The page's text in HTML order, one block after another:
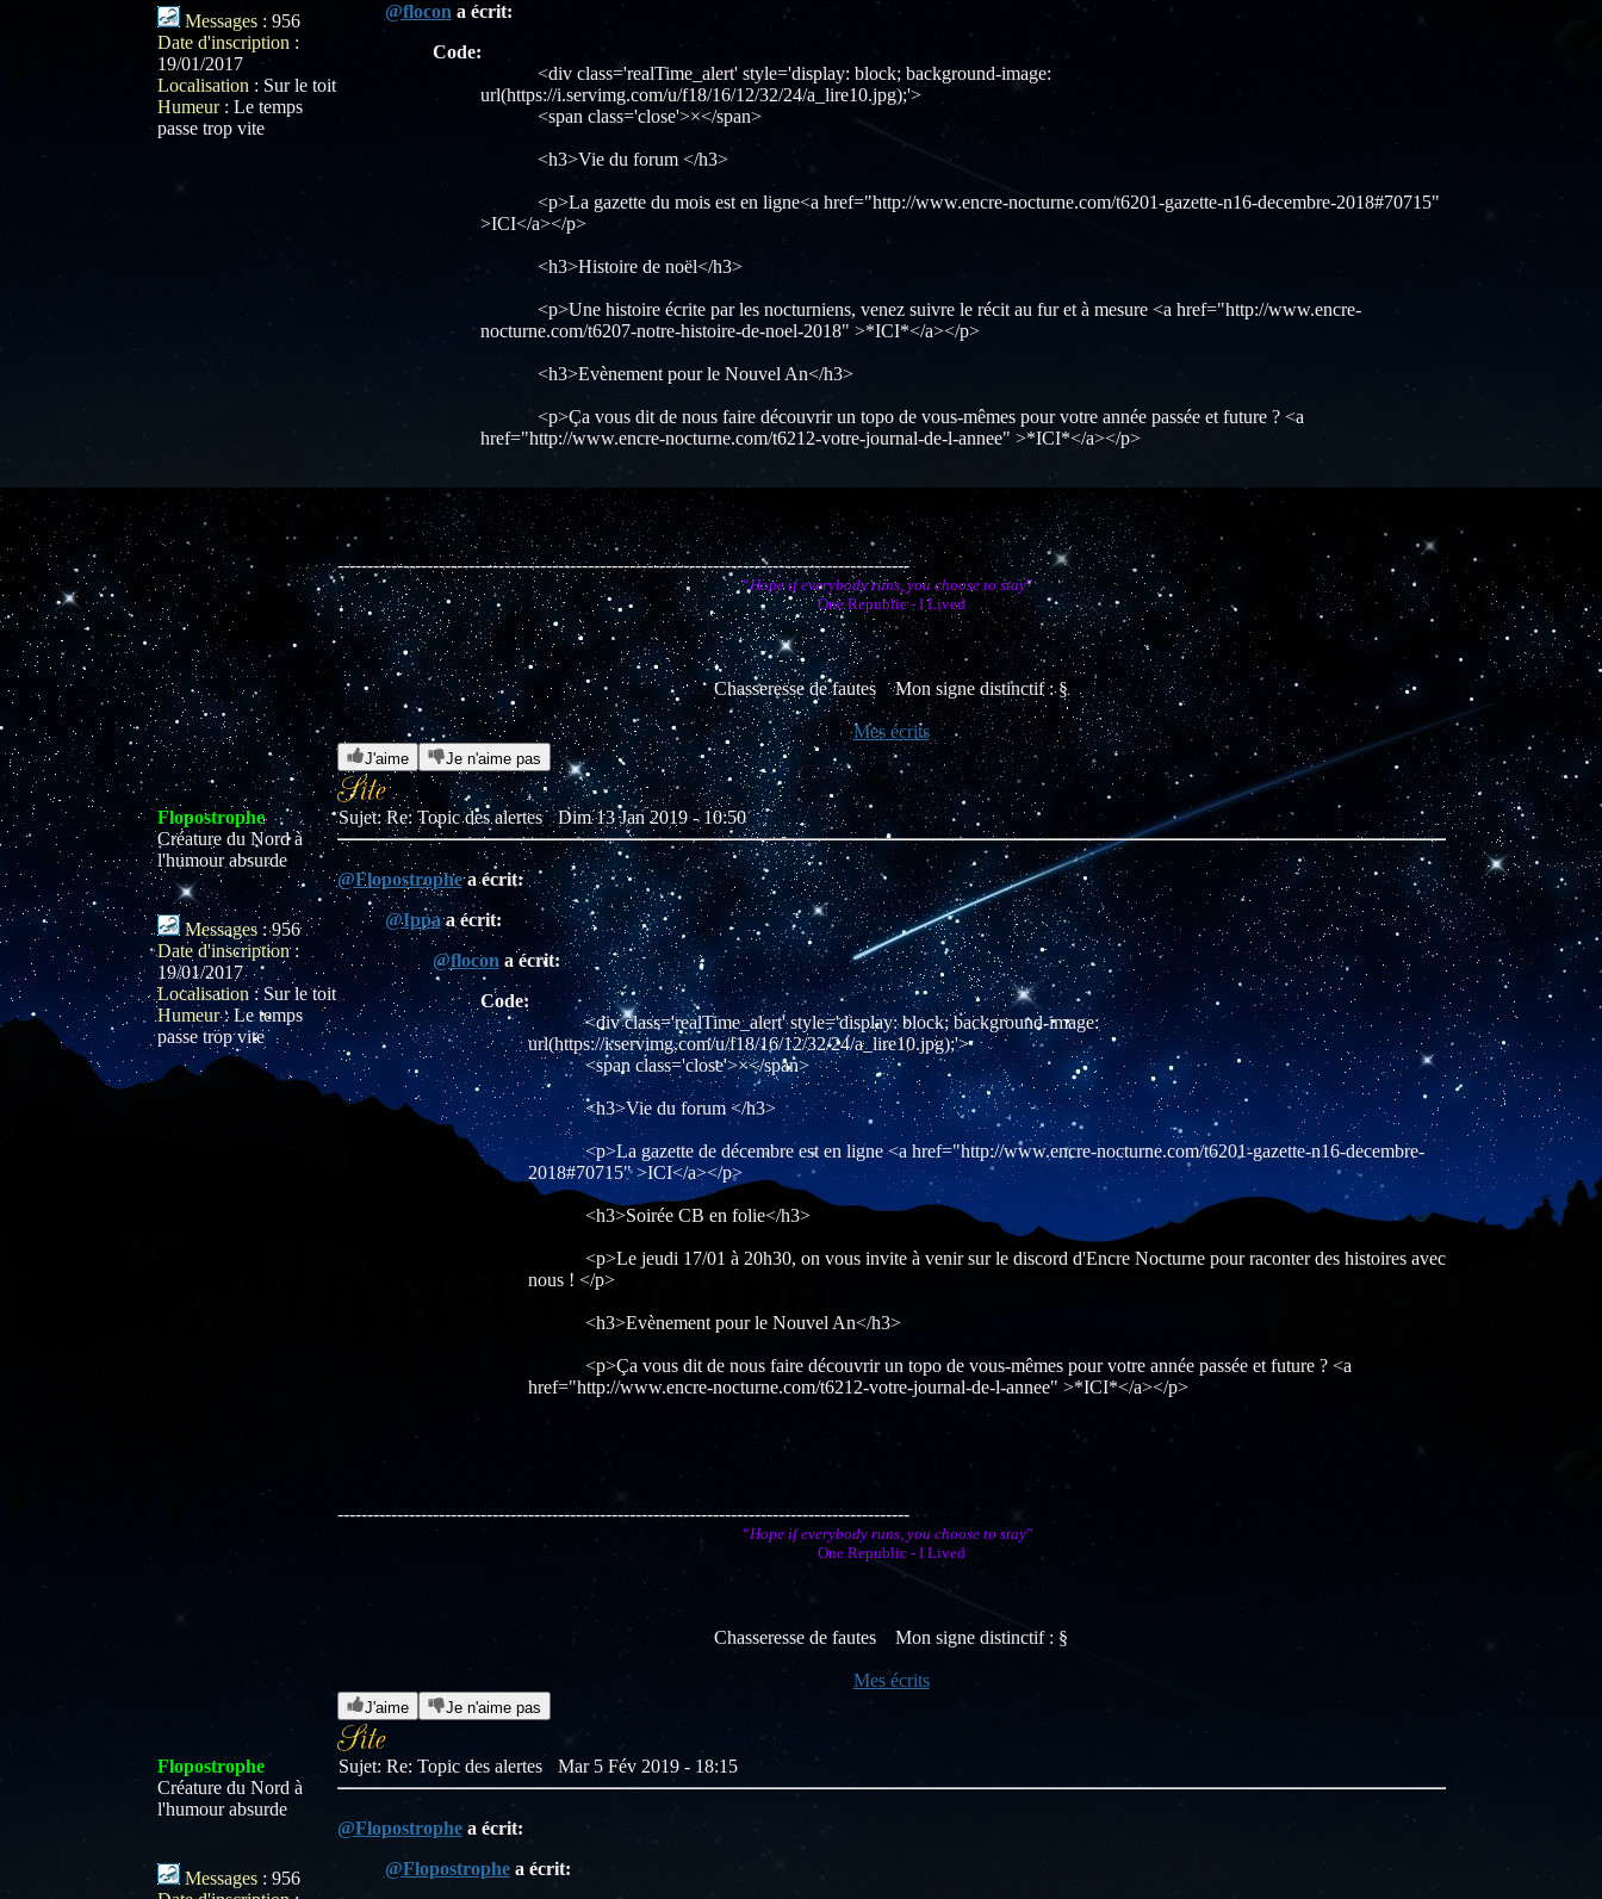
Messages: 956
Date d'inscription :
19/01/2017
Localisation : Sur le toit
Humeur: Le temps
passe trop vite
@flocon a écrit:
Code:
<div class='realTime_alert' style='display: block; background-image:
url(https://i.servimg.com/u/f18/16/12/32/24/a_lire10.jpg);'>
<span class='close'>×</span>
<h3>Vie du forum </h3>
<p>La gazette du mois est en ligne<a href="http://www.encre-nocturne.com/t6201-gazette-n16-decembre-2018#70715"
>ICI</a></p>
<h3>Histoire de noël</h3>
<p>Une histoire écrite par les nocturniens, venez suivre le récit au fur et à mesure <a href="http://www.encre-
nocturne.com/t6207-notre-histoire-de-noel-2018" >*ICI*</a></p>
<h3>Evènement pour le Nouvel An</h3>
<p>Ça vous dit de nous faire découvrir un topo de vous-mêmes pour votre année passée et future ? <a
href="http://www.encre-nocturne.com/t6212-votre-journal-de-l-annee" >*ICI*</a></p>
------------------------------------------------------------------------------------------------
“Hope if everybody runs, you choose to stay”
One Republic - I Lived
Chasseresse de fautes Mon signe distinctif : §
Mes écrits
J'aime Je n'aime pas
Flopostrophe
Créature du Nord à
l'humour absurde
Messages:956
Date d'inscription:
19/01/2017
Localisation:Sur le toit
Humeur: Le temps
passe trop vite
Sujet: Re: Topic des alertesDim 13 Jan 2019 - 10:50
@Flopostrophea écrit:
@Ippaa écrit:
@flocon a écrit:
Code:
<div class='realTime_alert' style='display: block; background-image:
url(https://i.servimg.com/u/f18/16/12/32/24/a_lire10.jpg);'>
<span class='close'>×</span>
<h3>Vie du forum </h3>
<p>La gazette de décembre est en ligne <a href="http://www.encre-nocturne.com/t6201-gazette-n16-decembre-
2018#70715" >ICI</a></p>
<h3>Soirée CB en folie</h3>
<p>Le jeudi 17/01 à 20h30, on vous invite à venir sur le discord d'Encre Nocturne pour raconter des histoires avec
nous ! </p>
<h3>Evènement pour le Nouvel An</h3>
<p>Ça vous dit de nous faire découvrir un topo de vous-mêmes pour votre année passée et future ? <a
href="http://www.encre-nocturne.com/t6212-votre-journal-de-l-annee" >*ICI*</a></p>
------------------------------------------------------------------------------------------------
“Hope if everybody runs, you choose to stay”
One Republic - I Lived
Chasseresse de fautes Mon signe distinctif : §
Mes écrits
J'aime Je n'aime pas
Flopostrophe
Créature du Nord à
l'humour absurde
Messages: 956
Sujet: Re: Topic des alertes Mar 5 Fév 2019 - 18:15
@Flopostrophea écrit:
@Flopostrophea écrit: